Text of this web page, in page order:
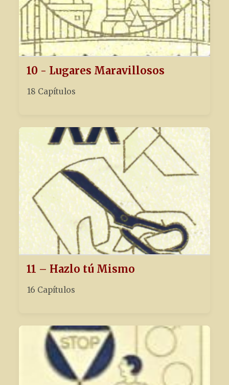
10 - Lugares Maravillosos
18 Capítulos
11 – Hazlo tú Mismo
16 Capítulos